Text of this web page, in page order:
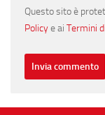
Questo sito è
Policye ai Termini